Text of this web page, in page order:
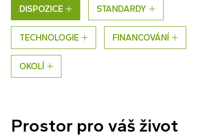
DISPOZICE STANDARDY
TECHNOLOGIE FINANCOVÁNÍ
OKOLÍ
Prostor pro váš život